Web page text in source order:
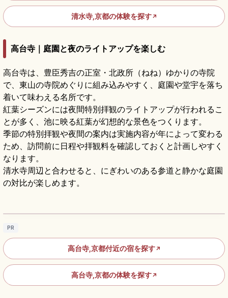
清水寺,京都の体験を探す↗
高台寺｜庭園と夜のライトアップを楽しむ
高台寺は、豊臣秀吉の正室・北政所（ねね）ゆかりの寺院
で、東山の寺院めぐりに組み込みやすく、庭園や堂宇を落ち
着いて味わえる名所です。
紅葉シーズンには夜間特別拝観のライトアップが行われるこ
とが多く、池に映る紅葉が幻想的な景色をつくります。
季節の特別拝観や夜間の案内は実施内容が年によって変わる
ため、訪問前に日程や拝観料を確認しておくと計画しやすく
なります。
清水寺周辺と合わせると、にぎわいのある参道と静かな庭園
の対比が楽しめます。
高台寺の見どころ｜ねねゆかりの庭園・茶
PR
高台寺,京都付近の宿を探す↗
高台寺,京都の体験を探す↗